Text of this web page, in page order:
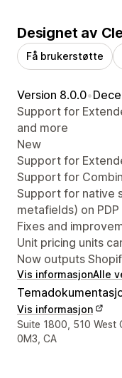
Designet av
Få brukerstøtte
Version 8.0.0•
Support for
and more
New
Support for
Support for
Support for native
metafields) on PDP
Fixes and
Unit pricing units
Now outputs
Vis informasjonAlle
Vis informasjon
Designerens
Suite 1800, 510 West
0M3, CA